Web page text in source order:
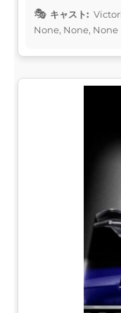
キャスト:
None, None, None